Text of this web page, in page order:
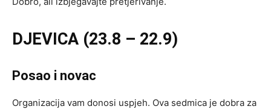
DJEVICA (23.8 – 22.9)
Posao i novac
Organizacija vam donosi uspjeh. Ova sedmica je dobra za